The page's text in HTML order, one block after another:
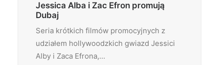
Jessica Alba i Zac Efron promują
Dubaj
Seria krótkich filmów promocyjnych z
udziałem hollywoodzkich gwiazd Jessici
Alby i Zaca Efrona,…